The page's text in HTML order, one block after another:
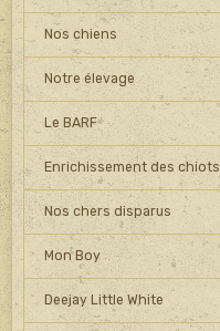
Nos chiens
Notre élevage
Le BARF
Enrichissement des chiots
Nos chers disparus
Mon Boy
Deejay Little White